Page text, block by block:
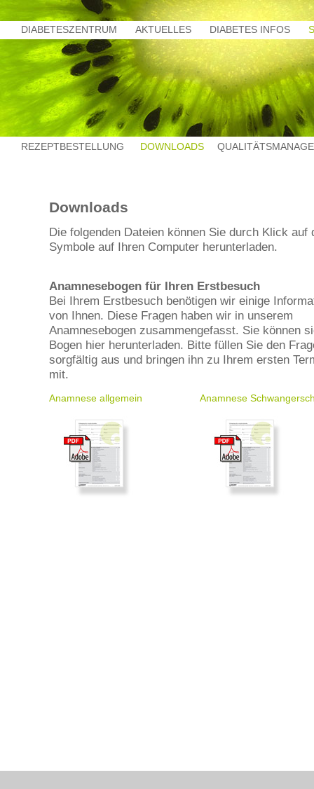
DIABETESZENTRUM AKTUELLES DIABETES INFOS
REZEPTBESTELLUNG DOWNLOADS
Downloads
Die folgenden Dateien können Sie durch Klick auf
Symbole auf Ihren Computer herunterladen.
Anamnesebogen für Ihren Erstbesuch
Bei Ihrem Erstbesuch benötigen wir einige
von Ihnen. Diese Fragen haben wir in unserem
Anamnesebogen zusammengefasst. Sie können
Bogen hier herunterladen. Bitte füllen Sie den
sorgfältig aus und bringen ihn zu Ihrem ersten
mit.
Anamnese allgemein Anamnese